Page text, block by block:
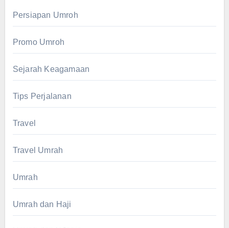
Persiapan Umroh
Promo Umroh
Sejarah Keagamaan
Tips Perjalanan
Travel
Travel Umrah
Umrah
Umrah dan Haji